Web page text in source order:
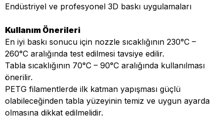
Endüstriyel ve profesyonel 3D baskı uygulamaları
Kullanım Önerileri
En iyi baskı sonucu için nozzle sıcaklığının 230°C –
260°C aralığında test edilmesi tavsiye edilir.
Tabla sıcaklığının 70°C – 90°C aralığında kullanılması
önerilir.
PETG filamentlerde ilk katman yapışması güçlü
olabileceğinden tabla yüzeyinin temiz ve uygun ayarda
olmasına dikkat edilmelidir.